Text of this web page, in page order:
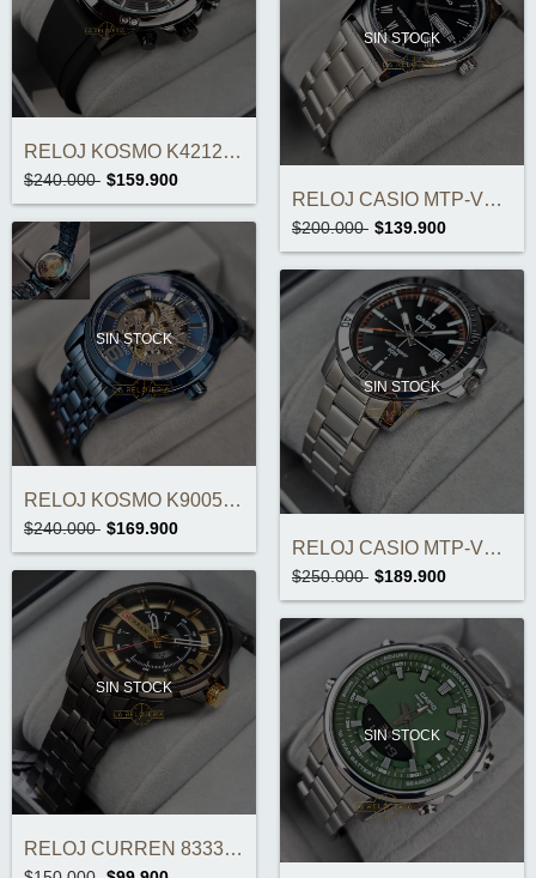
RELOJ KOSMO K4212 CRONOGRAFOS ORIGINAL
$240.000 $159.900
SIN STOCK
RELOJ CASIO MTP-V006D-1BUDF ORIGINAL
$200.000 $139.900
SIN STOCK
RELOJ KOSMO K9005F AUTOMÁTICO ORIGINAL
$240.000 $169.900
SIN STOCK
RELOJ CASIO MTP-VD01D-1E2VUDF ORIGINAL
$250.000 $189.900
SIN STOCK
RELOJ CURREN 8333 ORIGINAL
SIN STOCK